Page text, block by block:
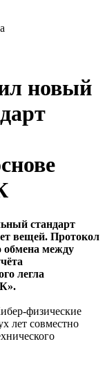
новый
стандарт
вещей. Протокол
обмена между
легла
физические
лет совместно